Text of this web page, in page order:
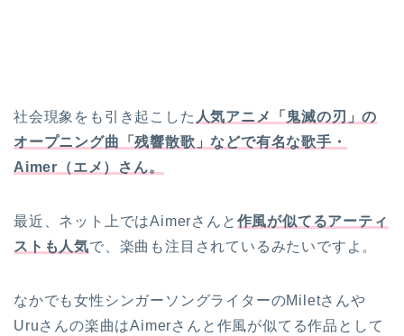
社会現象をも引き起こした 人気アニメ「鬼滅の刃」の
オープニング曲「残響散歌」などで有名な歌手・
Aimer（エメ）さん。
最近、ネット上ではAimerさんと 作風が似てるアーティ
ストも人気で、楽曲も注目されているみたいですよ。
なかでも女性シンガーソングライターのMiletさんや
Uruさんの楽曲はAimerさんと作風が似てる作品として